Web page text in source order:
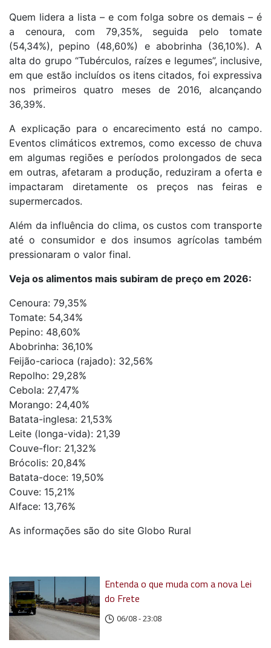
Quem lidera a lista – e com folga sobre os demais – é
a cenoura, com 79,35%, seguida pelo tomate
(54,34%), pepino (48,60%) e abobrinha (36,10%). A
alta do grupo “Tubérculos, raízes e legumes”, inclusive,
em que estão incluídos os itens citados, foi expressiva
nos primeiros quatro meses de 2016, alcançando
36,39%.
A explicação para o encarecimento está no campo.
Eventos climáticos extremos, como excesso de chuva
em algumas regiões e períodos prolongados de seca
em outras, afetaram a produção, reduziram a oferta e
impactaram diretamente os preços nas feiras e
supermercados.
Além da influência do clima, os custos com transporte
até o consumidor e dos insumos agrícolas também
pressionaram o valor final.
Veja os alimentos mais subiram de preço em 2026:
Cenoura: 79,35%
Tomate: 54,34%
Pepino: 48,60%
Abobrinha: 36,10%
Feijão-carioca (rajado): 32,56%
Repolho: 29,28%
Cebola: 27,47%
Morango: 24,40%
Batata-inglesa: 21,53%
Leite (longa-vida): 21,39
Couve-flor: 21,32%
Brócolis: 20,84%
Batata-doce: 19,50%
Couve: 15,21%
Alface: 13,76%
As informações são do site Globo Rural
Entenda o que muda com a nova Lei
do Frete
06/08 - 23:08